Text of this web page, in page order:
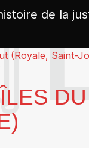
de la
(Royale, Saint-